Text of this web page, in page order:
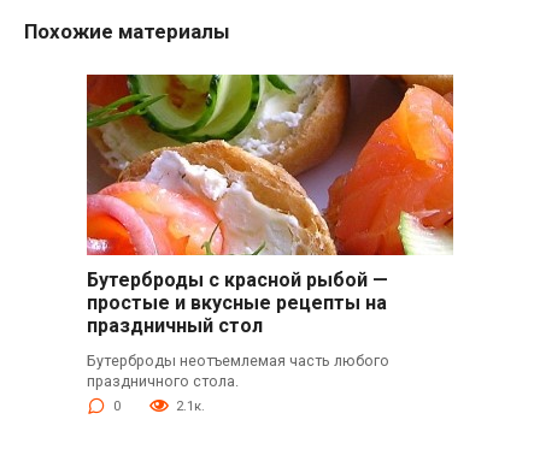
Похожие материалы
Бутерброды с красной рыбой —
простые и вкусные рецепты на
праздничный стол
Бутерброды неотъемлемая часть любого
праздничного стола.
0 2.1к.